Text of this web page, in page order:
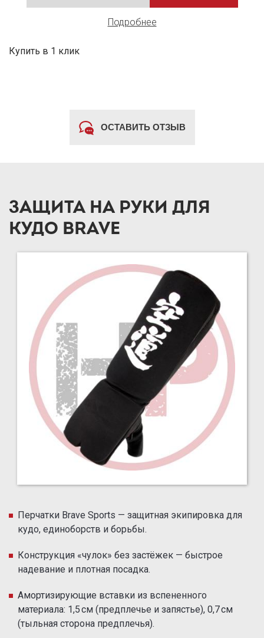
Подробнее
Купить в 1 клик
ОСТАВИТЬ ОТЗЫВ
ЗАЩИТА НА РУКИ ДЛЯ
КУДО BRAVE
Перчатки Brave Sports — защитная экипировка для
кудо, единоборств и борьбы.
Конструкция «чулок» без застёжек — быстрое
надевание и плотная посадка.
Амортизирующие вставки из вспененного
материала: 1,5 см (предплечье и запястье), 0,7 см
(тыльная сторона предплечья).